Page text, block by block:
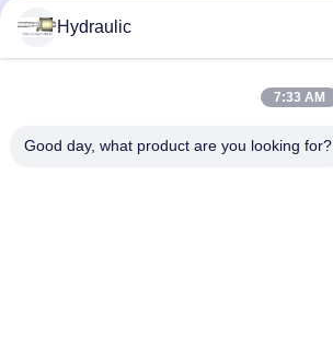
Hydraulic
7:33 AM
Good day, what product are you looking for?